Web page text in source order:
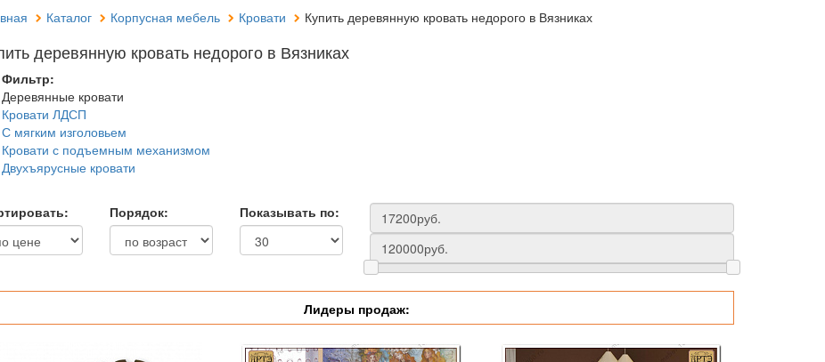
Каталог Корпусная мебель Кровати Купить деревянную кровать недорого в Вязниках
деревянную кровать недорого в Вязниках
Фильтр:
Деревянные кровати
Кровати ЛДСП
С мягким изголовьем
Кровати с подъемным механизмом
Двухъярусные кровати
Порядок: Показывать по:
Лидеры продаж: